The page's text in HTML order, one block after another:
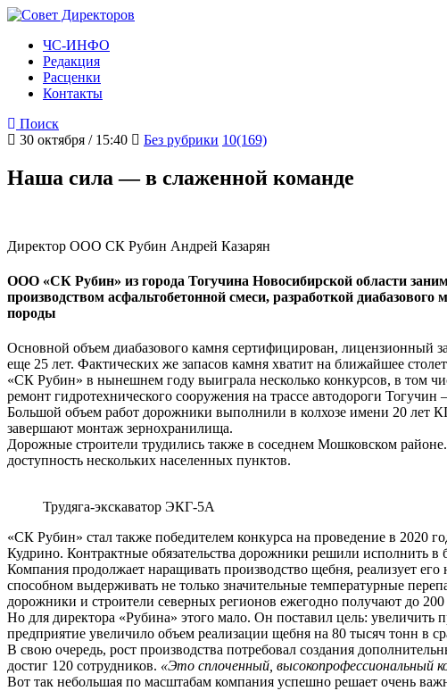
ЧС-ИНФО
Редакция
Расценки
Контакты
Поиск
30 октября / 15:40
Без рубрики 10(169)
Наша сила — в слаженной команде
Директор ООО СК Рубин Андрей Казарян
ООО «СК Рубин» из города Тогучина Новосибирской области
производством асфальтобетонной смеси, разработкой
породы
Основной объем диабазового камня сертифицирован, лицензионный
еще 25 лет. Фактических же запасов камня хватит на ближайшее
«СК Рубин» в нынешнем году выиграла несколько конкурсов, в том
ремонт гидротехнического сооружения на трассе автодороги
Большой объем работ дорожники выполнили в колхозе имени 20 лет
завершают монтаж зернохранилища.
Дорожные строители трудились также в соседнем Мошковском
доступность нескольких населенных пунктов.
Трудяга-экскаватор ЭКГ-5А
«СК Рубин» стал также победителем конкурса на проведение в 2020
Кудрино. Контрактные обязательства дорожники решили исполнить в
Компания продолжает наращивать производство щебня, реализует
способном выдерживать не только значительные температурные
дорожники и строители северных регионов ежегодно получают до
Но для директора «Рубина» этого мало. Он поставил цель: увеличить
предприятие увеличило объем реализации щебня на 80 тысяч тонн в
В свою очередь, рост производства потребовал создания
достиг 120 сотрудников. «Это сплоченный, высокопрофессиональный
Вот так небольшая по масштабам компания успешно решает очень